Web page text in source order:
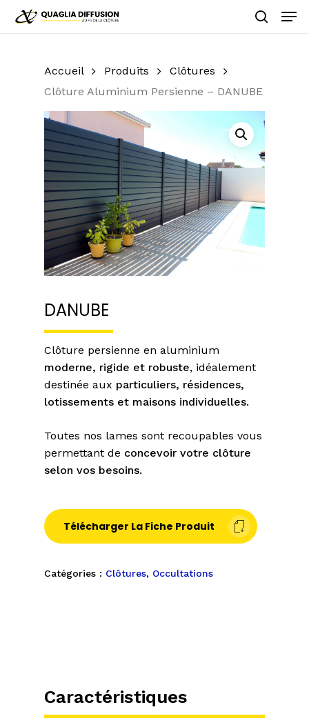
Skip
Accueil Produits
Clôtures
Clôture Aluminium Persienne – DANUBE
DANUBE
Clôture persienne en aluminium
moderne, rigide et robuste, idéalement
destinée aux particuliers, résidences,
lotissements et maisons individuelles.
Toutes nos lames sont recoupables vous
permettant de concevoir votre clôture
selon vos besoins.
Télécharger La Fiche Produit
Catégories : Clôtures, Occultations
Caractéristiques